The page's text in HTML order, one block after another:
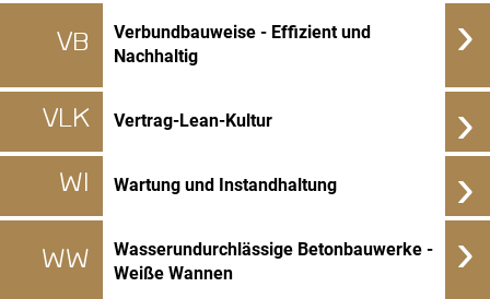
VB
Verbundbauweise - Effizient und
Nachhaltig
›
VLK Vertrag-Lean-Kultur ›
WI Wartung und Instandhaltung ›
WW
Wasserundurchlässige Betonbauwerke -
Weiße Wannen
›